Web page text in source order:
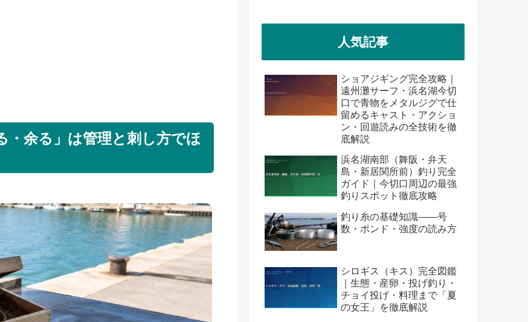
・余る」は管理と刺し方でほ
人気記事
ショアジギング完全攻略｜
遠州灘サーフ・浜名湖今切
口で青物をメタルジグで仕
留めるキャスト・アクショ
ン・回遊読みの全技術を徹
底解説
浜名湖南部（舞阪・弁天
島・新居関所前）釣り完全
ガイド｜今切口周辺の最強
釣りスポット徹底攻略
釣り糸の基礎知識——号
数・ポンド・強度の読み方
シロギス（キス）完全図鑑
｜生態・産卵・投げ釣り・
チョイ投げ・料理まで「夏
の女王」を徹底解説